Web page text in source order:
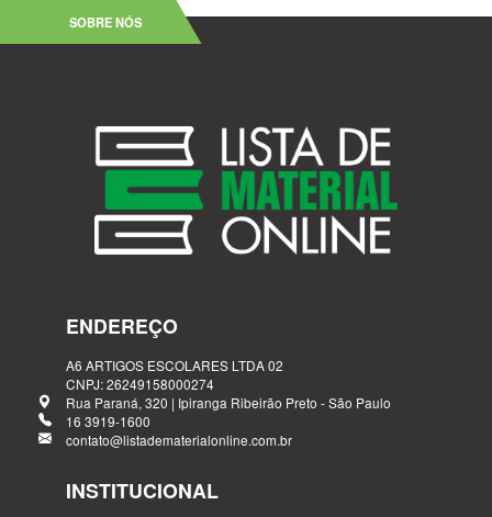
SOBRE NÓS
ENDEREÇO
A6 ARTIGOS ESCOLARES LTDA 02
CNPJ: 26249158000274
Rua Paraná, 320 | Ipiranga Ribeirão Preto - São Paulo
16 3919-1600
contato@listadematerialonline.com.br
INSTITUCIONAL